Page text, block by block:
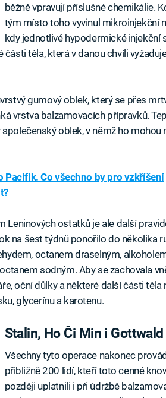
běžně vpravují příslušné chemikálie.
tým místo toho vyvinul mikroinjekční
kdy jednotlivé hypodermické injekční
těla, která v danou chvíli
gumový oblek, který se přes
vrstva balzamovacích přípravků.
oblek, v němž ho mohou
Pacifik. Co všechno by pro vzkříšení
Leninových ostatků je ale další
na šest týdnů ponořilo do několika
octanem draselným,
sodným. Aby se zachovala
oční důlky a některé další části těla
glycerínu a karotenu.
Stalin, Ho Či Min i Gottwald
Všechny tyto operace nakonec
přibližně 200 lidí, kteří toto cenné
později uplatnili i při údržbě